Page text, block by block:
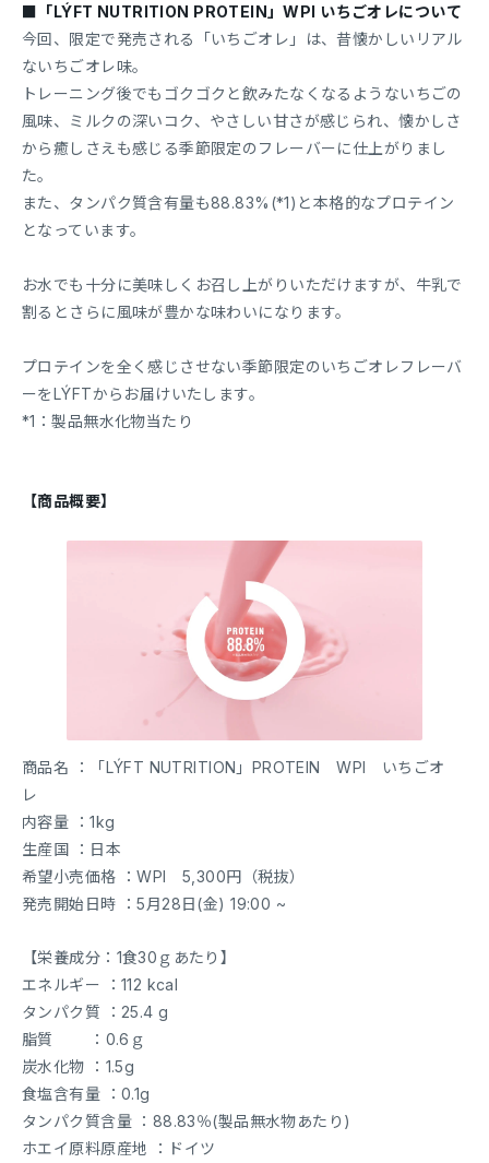
■「LÝFT NUTRITION PROTEIN」WPI いちごオレについて
今回、限定で発売される「いちごオレ」は、昔懐かしいリアル
ないちごオレ味。
トレーニング後でもゴクゴクと飲みたなくなるようないちごの
風味、ミルクの深いコク、やさしい甘さが感じられ、懐かしさ
から癒しさえも感じる季節限定のフレーバーに仕上がりまし
た。
また、タンパク質含有量も88.83%(*1)と本格的なプロテイン
となっています。
お水でも十分に美味しくお召し上がりいただけますが、牛乳で
割るとさらに風味が豊かな味わいになります。
プロテインを全く感じさせない季節限定のいちごオレフレーバ
ーをLÝFTからお届けいたします。
*1：製品無水化物当たり
【商品概要】
商品名 ：「LÝFT NUTRITION」PROTEIN WPI いちごオ
レ
内容量 ：1kg
生産国 ：日本
希望小売価格 ：WPI 5,300円（税抜）
発売開始日時 ：5月28日(金) 19:00 ~
【栄養成分：1食30ｇあたり】
エネルギー ：112 kcal
タンパク質 ：25.4 g
脂質 ：0.6ｇ
炭水化物 ：1.5g
食塩含有量 ：0.1g
タンパク質含量 ：88.83％(製品無水物あたり)
ホエイ原料原産地 ：ドイツ